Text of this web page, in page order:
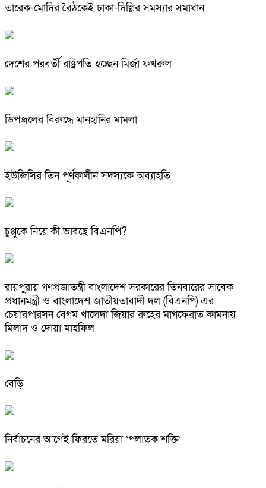
তারেক-মোদির বৈঠকেই ঢাকা-দিল্লির সমস্যার সমাধান
দেশের পরবর্তী রাষ্ট্রপতি হচ্ছেন মির্জা ফখরুল
ডিপজলের বিরুদ্ধে মানহানির মামলা
ইউজিসির তিন পূর্ণকালীন সদস্যকে অব্যাহতি
চুপ্পুকে নিয়ে কী ভাবছে বিএনপি?
রায়পুরায় গণপ্রজাতন্ত্রী বাংলাদেশ সরকারের তিনবারের সাবেক
প্রধানমন্ত্রী ও বাংলাদেশ জাতীয়তাবাদী দল (বিএনপি) এর
চেয়ারপারসন বেগম খালেদা জিয়ার রুহের মাগফেরাত কামনায়
মিলাদ ও দোয়া মাহফিল
বেড়ি
নির্বাচনের আগেই ফিরতে মরিয়া ‘পলাতক শক্তি’